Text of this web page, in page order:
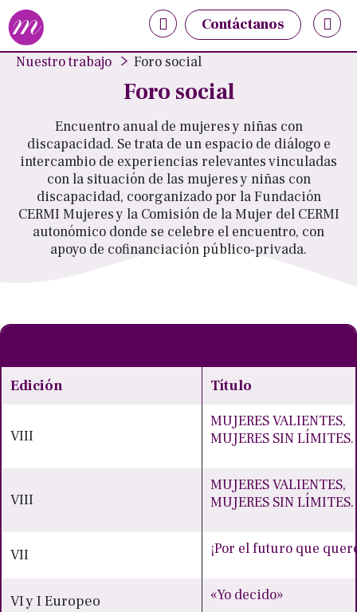
Nota:
este
sitio
web
sistema
accesibilidad.
Contáctanos
Nuestro trabajo Foro social
Foro social
Encuentro anual de mujeres y niñas con
discapacidad. Se trata de un espacio de diálogo e
intercambio de experiencias relevantes vinculadas
con la situación de las mujeres y niñas con
discapacidad, coorganizado por la Fundación
CERMI Mujeres y la Comisión de la Mujer del CERMI
autonómico donde se celebre el encuentro, con
apoyo de cofinanciación público-privada.
Edición Título
VIII
MUJERES VALIENTES,
MUJERES SIN
VIII
MUJERES VALIENTES,
MUJERES SIN
VII ¡Por el futuro que
VI y I Europeo «Yo decido»